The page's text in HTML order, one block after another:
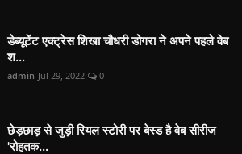
डेब्यूटेंट एक्ट्रेस शिखा चौधरी डोगरा ने अपने पहले वेब
श...
admin Jul 29, 2022 0
छेड़छाड़ से जुड़ी रियल स्टोरी पर बेस्ड है वेब सीरीज
'रोहतक...